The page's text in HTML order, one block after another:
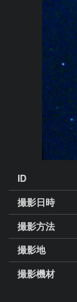
ID
撮影日時
撮影方法
撮影地
撮影機材